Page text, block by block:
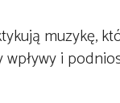
muzykę,
i